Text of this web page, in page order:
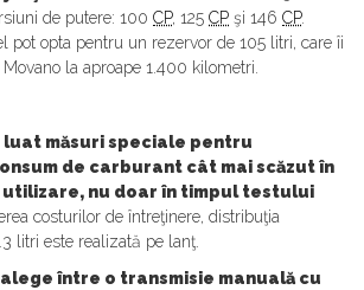
de putere: 100 CP, 125 CP şi 146 CP.
pot opta pentru un rezervor de 105 litri, care îi
la aproape 1.400 kilometri.
luat măsuri speciale pentru
de carburant cât mai scăzut în
nu doar în timpul testului
costurilor de întreţinere, distribuţia
litri este realizată pe lanţ.
între o transmisie manuală cu